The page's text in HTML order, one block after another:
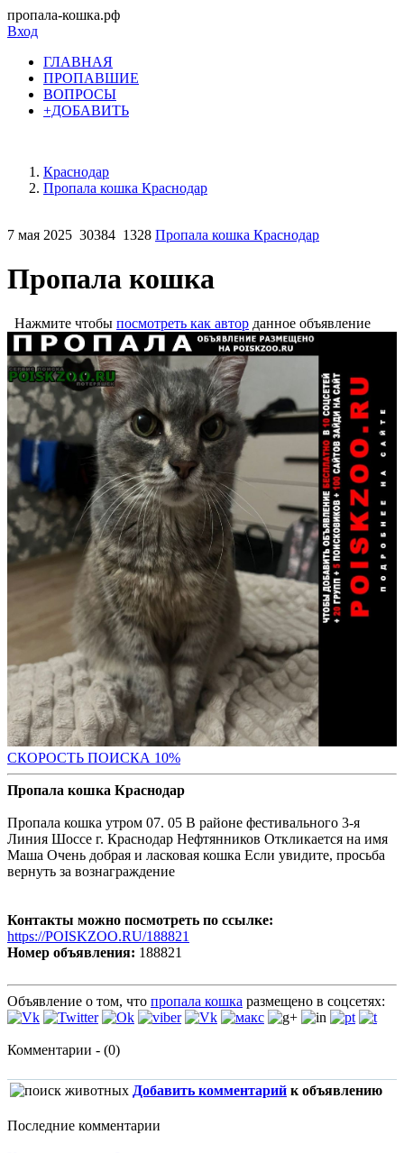
пропала-кошка.рф
Вход
ГЛАВНАЯ
ПРОПАВШИЕ
ВОПРОСЫ
+ДОБАВИТЬ
Краснодар
Пропала кошка Краснодар
7 мая 2025 30384 1328 Пропала кошка Краснодар
Пропала кошка
Нажмите чтобы посмотреть как автор данное объявление
СКОРОСТЬ ПОИСКА 10%
Пропала кошка Краснодар
Пропала кошка утром 07. 05 В районе фестивального 3-я
Линия Шоссе г. Краснодар Нефтянников Откликается на имя
Маша Очень добрая и ласковая кошка Если увидите, просьба
вернуть за вознаграждение
Контакты можно посмотреть по ссылке:
https://POISKZOO.RU/188821
Номер объявления: 188821
Объявление о том, что пропала кошка размещено в соцсетях:
Комментарии - (0)
Добавить комментарий к объявлению
Последние комментарии